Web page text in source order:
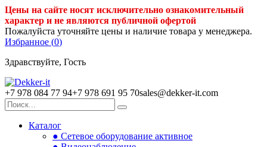
Цены на сайте носят исключительно ознакомительный
характер и не являются публичной офертой
Пожалуйста уточняйте цены и наличие товара у менеджера.
Избранное (0)
Здравствуйте, Гость
+7 978 084 77 94+7 978 691 95 70sales@dekker-it.com
Каталог
● Сетевое оборудование активное